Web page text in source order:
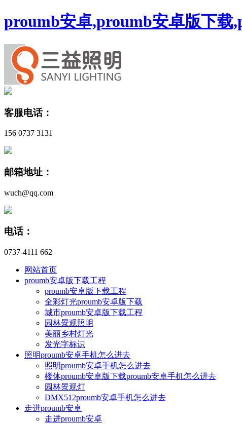
proumb安卓,proumb安卓版下载
客服电话：
156 0737 3131
邮箱地址：
wuch@qq.com
电话：
0737-4111 662
网站首页
proumb安卓版下载工程
proumb安卓版下载工程
全彩灯光proumb安卓版下载
城市proumb安卓版下载工程
园林景观照明
美丽乡村灯光
发光字标识
照明proumb安卓手机怎么进去
照明proumb安卓手机怎么进去
楼体proumb安卓版下载proumb安卓手机怎么进去
园林景观灯
DMX512proumb安卓手机怎么进去
走进proumb安卓
走进proumb安卓